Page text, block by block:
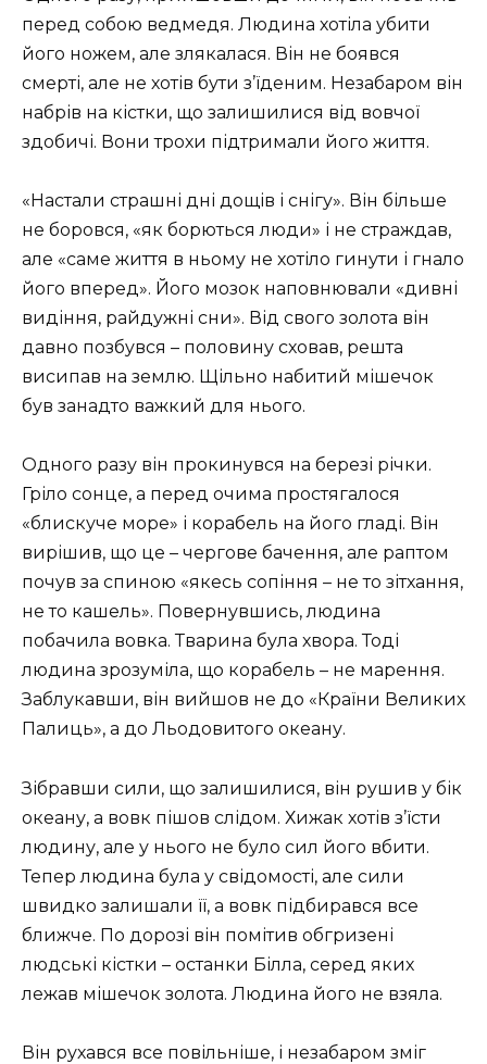
перед собою ведмедя. Людина хотіла убити
його ножем, але злякалася. Він не боявся
смерті, але не хотів бути з’їденим. Незабаром він
набрів на кістки, що залишилися від вовчої
здобичі. Вони трохи підтримали його життя.
«Настали страшні дні дощів і снігу». Він більше
не боровся, «як борються люди» і не страждав,
але «саме життя в ньому не хотіло гинути і гнало
його вперед». Його мозок наповнювали «дивні
видіння, райдужні сни». Від свого золота він
давно позбувся – половину сховав, решта
висипав на землю. Щільно набитий мішечок
був занадто важкий для нього.
Одного разу він прокинувся на березі річки.
Гріло сонце, а перед очима простягалося
«блискуче море» і корабель на його гладі. Він
вирішив, що це – чергове бачення, але раптом
почув за спиною «якесь сопіння – не то зітхання,
не то кашель». Повернувшись, людина
побачила вовка. Тварина була хвора. Тоді
людина зрозуміла, що корабель – не марення.
Заблукавши, він вийшов не до «Країни Великих
Палиць», а до Льодовитого океану.
Зібравши сили, що залишилися, він рушив у бік
океану, а вовк пішов слідом. Хижак хотів з’їсти
людину, але у нього не було сил його вбити.
Тепер людина була у свідомості, але сили
швидко залишали її, а вовк підбирався все
ближче. По дорозі він помітив обгризені
людські кістки – останки Білла, серед яких
лежав мішечок золота. Людина його не взяла.
Він рухався все повільніше, і незабаром зміг